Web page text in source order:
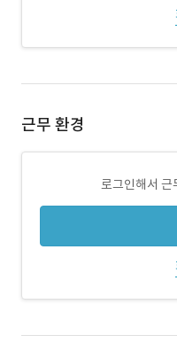
근무 환경
로그인해서 근